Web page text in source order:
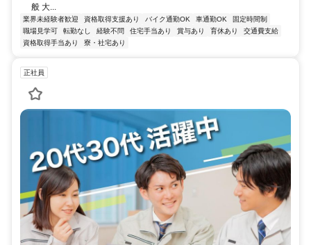
般 大...
業界未経験者歓迎 資格取得支援あり バイク通勤OK 車通勤OK
固定時間制
職場見学可
転勤なし 経験不問 住宅手当あり 賞与あり 育休あり
交通費支給
資格取得手当あり
寮・社宅あり
正社員